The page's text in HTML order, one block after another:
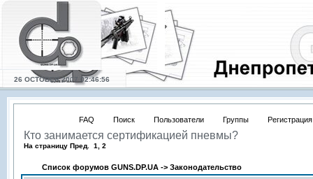
26 OCTOBER 2007 02:46:56
FAQ Поиск Пользователи Группы Регистрация
Кто занимается сертификацией пневмы?
На страницу Пред. 1, 2
Список форумов GUNS.DP.UA -> Законодательство